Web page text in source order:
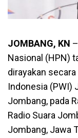
JOMBANG, KN
Nasional (HPN)
dirayakan
Indonesia (PWI)
Jombang, pada
Radio Suara
Jombang, Jawa